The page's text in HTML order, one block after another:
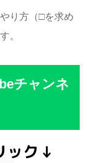
り方（□を求め
。
チャンネ